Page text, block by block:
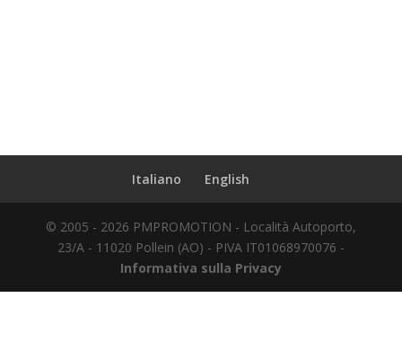
Italiano English
© 2005 - 2026 PMPROMOTION - Località Autoporto,
23/A - 11020 Pollein (AO) - PIVA IT01068970076 -
Informativa sulla Privacy